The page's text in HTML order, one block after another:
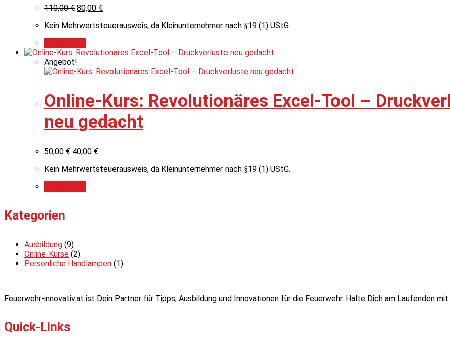
110,00€ 80,00 €
Kein Mehrwertsteuerausweis, da Kleinunternehmer nach §19 (1) UStG.
Angebot!
Online-Kurs: Revolutionäres Excel-Tool –
neu gedacht
50,00€ 40,00 €
Kein Mehrwertsteuerausweis, da Kleinunternehmer nach §19 (1) UStG.
Kategorien
Ausbildung (9)
Online-Kurse (2)
Persönliche Handlampen (1)
Feuerwehr-innovativ.at ist Dein Partner für Tipps, Ausbildung und Innovationen für die Feuerwehr. Halte Dich am Laufenden
Quick-Links